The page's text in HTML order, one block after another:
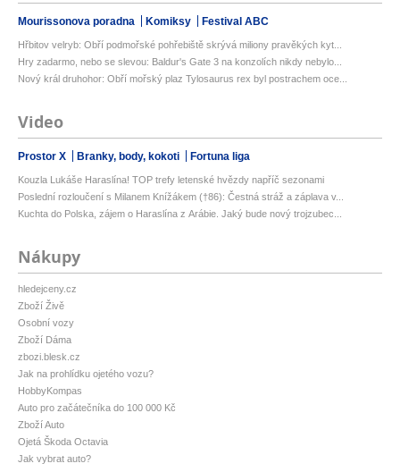
Mourissonova poradna Komiksy Festival ABC
Hřbitov velryb: Obří podmořské pohřebiště skrývá miliony pravěkých kyt...
Hry zadarmo, nebo se slevou: Baldur's Gate 3 na konzolích nikdy nebylo...
Nový král druhohor: Obří mořský plaz Tylosaurus rex byl postrachem oce...
Video
Prostor X Branky, body, kokoti Fortuna liga
Kouzla Lukáše Haraslína! TOP trefy letenské hvězdy napříč sezonami
Poslední rozloučení s Milanem Knížákem (†86): Čestná stráž a záplava v...
Kuchta do Polska, zájem o Haraslína z Arábie. Jaký bude nový trojzubec...
Nákupy
hledejceny.cz
Zboží Živě
Osobní vozy
Zboží Dáma
zbozi.blesk.cz
Jak na prohlídku ojetého vozu?
HobbyKompas
Auto pro začátečníka do 100 000 Kč
Zboží Auto
Ojetá Škoda Octavia
Jak vybrat auto?